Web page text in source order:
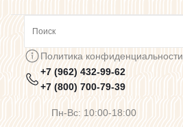
Предупреждения о цветопередаче
Политика конфиденциальности
+7 (962) 432-99-62
+7 (800) 700-79-39
Пн-Вс: 10:00-18:00